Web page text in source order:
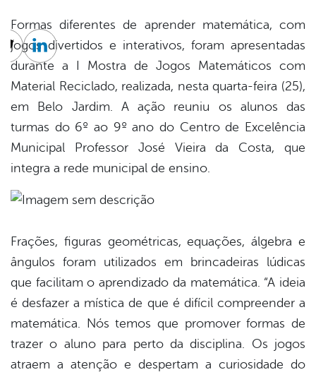
Formas diferentes de aprender matemática, com
jogos divertidos e interativos, foram apresentadas
durante a I Mostra de Jogos Matemáticos com
Material Reciclado, realizada, nesta quarta-feira (25),
em Belo Jardim. A ação reuniu os alunos das
turmas do 6º ao 9º ano do Centro de Excelência
Municipal Professor José Vieira da Costa, que
integra a rede municipal de ensino.
Frações, figuras geométricas, equações, álgebra e
ângulos foram utilizados em brincadeiras lúdicas
que facilitam o aprendizado da matemática. “A ideia
é desfazer a mística de que é difícil compreender a
matemática. Nós temos que promover formas de
trazer o aluno para perto da disciplina. Os jogos
atraem a atenção e despertam a curiosidade do
TwitterLinkedin